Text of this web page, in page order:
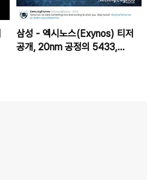
삼성 - 엑시노스(Exynos) 티저
공개, 20nm 공정의 5433,